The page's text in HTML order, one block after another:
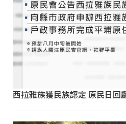
西拉雅族獲民族認定 原民日回